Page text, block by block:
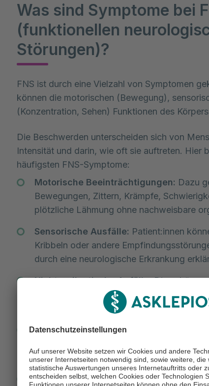
Was sind Symptome bei
(funktionellen
Störungen)?
FNS ist durch eine Vielzahl von Symptomen
können die motorischen (Bewegung),
(Konzentration, Sehen) Funktionen des
Die Beschwerden unterscheiden sich von
Intensität und darin, wie oft sie auftreten. Hier
häufigsten FNS-Symptome:
Motorische Beeinträchtigungen: Dazu
Bewegungen, Zittern, Krämpfe,
plötzliche Lähmung ohne nachweisbare
Sensorische Ausfälle: Patient:innen
Kribbeln oder andere
durch eine neurologische Erkrankung
Nicht-epileptische Anfälle:Diese
Anfälle aussehen, sie sind aber nicht, wie
Entladungen im Gehirn verursacht.
Sprech- und Schluckstörungen:
(Dysphagie) haben.
Kognitive Symptome:Dazu zählen